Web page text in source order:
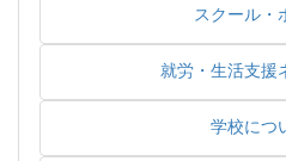
スクール・
就労・生活支援
学校につ